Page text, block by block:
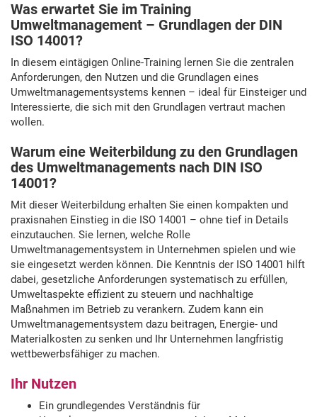
Was erwartet Sie im Training
Umweltmanagement – Grundlagen der DIN
ISO 14001?
In diesem eintägigen Online-Training lernen Sie die zentralen
Anforderungen, den Nutzen und die Grundlagen eines
Umweltmanagementsystems kennen – ideal für Einsteiger und
Interessierte, die sich mit den Grundlagen vertraut machen
wollen.
Warum eine Weiterbildung zu den Grundlagen
des Umweltmanagements nach DIN ISO
14001?
Mit dieser Weiterbildung erhalten Sie einen kompakten und
praxisnahen Einstieg in die ISO 14001 – ohne tief in Details
einzutauchen. Sie lernen, welche Rolle
Umweltmanagementsystem in Unternehmen spielen und wie
sie eingesetzt werden können. Die Kenntnis der ISO 14001 hilft
dabei, gesetzliche Anforderungen systematisch zu erfüllen,
Umweltaspekte effizient zu steuern und nachhaltige
Maßnahmen im Betrieb zu verankern. Zudem kann ein
Umweltmanagementsystem dazu beitragen, Energie- und
Materialkosten zu senken und Ihr Unternehmen langfristig
wettbewerbsfähiger zu machen.
Ihr Nutzen
Ein grundlegendes Verständnis für